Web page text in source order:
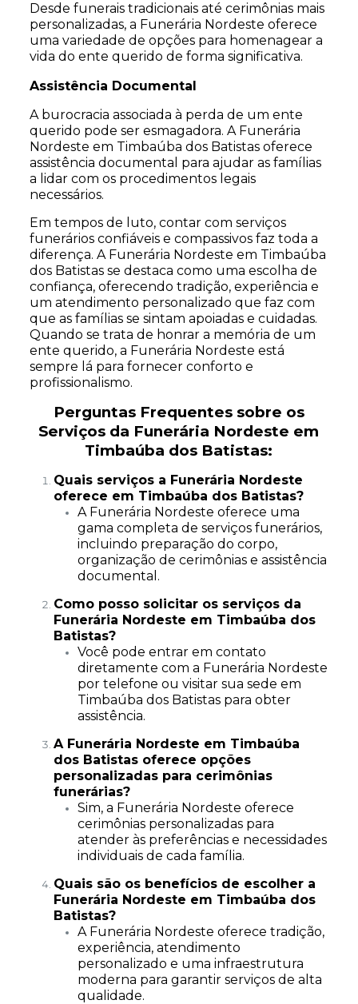
Desde funerais tradicionais até cerimônias mais
personalizadas, a Funerária Nordeste oferece
uma variedade de opções para homenagear a
vida do ente querido de forma significativa.
Assistência Documental
A burocracia associada à perda de um ente
querido pode ser esmagadora. A Funerária
Nordeste em Timbaúba dos Batistas oferece
assistência documental para ajudar as famílias
a lidar com os procedimentos legais
necessários.
Em tempos de luto, contar com serviços
funerários confiáveis e compassivos faz toda a
diferença. A Funerária Nordeste em Timbaúba
dos Batistas se destaca como uma escolha de
confiança, oferecendo tradição, experiência e
um atendimento personalizado que faz com
que as famílias se sintam apoiadas e cuidadas.
Quando se trata de honrar a memória de um
ente querido, a Funerária Nordeste está
sempre lá para fornecer conforto e
profissionalismo.
Perguntas Frequentes sobre os
Serviços da Funerária Nordeste em
Timbaúba dos Batistas:
Quais serviços a Funerária Nordeste
oferece em Timbaúba dos Batistas?
A Funerária Nordeste oferece uma
gama completa de serviços funerários,
incluindo preparação do corpo,
organização de cerimônias e assistência
documental.
Como posso solicitar os serviços da
Funerária Nordeste em Timbaúba dos
Batistas?
Você pode entrar em contato
diretamente com a Funerária Nordeste
por telefone ou visitar sua sede em
Timbaúba dos Batistas para obter
assistência.
A Funerária Nordeste em Timbaúba
dos Batistas oferece opções
personalizadas para cerimônias
funerárias?
Sim, a Funerária Nordeste oferece
cerimônias personalizadas para
atender às preferências e necessidades
individuais de cada família.
Quais são os benefícios de escolher a
Funerária Nordeste em Timbaúba dos
Batistas?
A Funerária Nordeste oferece tradição,
experiência, atendimento
personalizado e uma infraestrutura
moderna para garantir serviços de alta
qualidade.